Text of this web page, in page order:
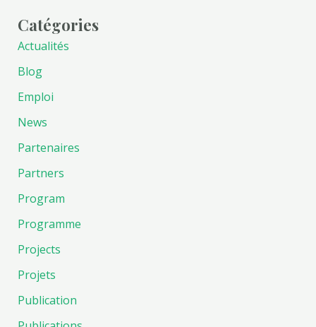
Catégories
Actualités
Blog
Emploi
News
Partenaires
Partners
Program
Programme
Projects
Projets
Publication